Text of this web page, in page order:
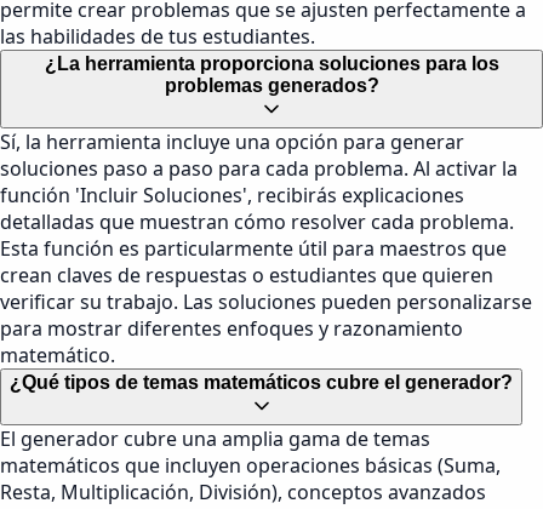
permite crear problemas que se ajusten perfectamente a
las habilidades de tus estudiantes.
¿La herramienta proporciona soluciones para los
problemas generados?
Sí, la herramienta incluye una opción para generar
soluciones paso a paso para cada problema. Al activar la
función 'Incluir Soluciones', recibirás explicaciones
detalladas que muestran cómo resolver cada problema.
Esta función es particularmente útil para maestros que
crean claves de respuestas o estudiantes que quieren
verificar su trabajo. Las soluciones pueden personalizarse
para mostrar diferentes enfoques y razonamiento
matemático.
¿Qué tipos de temas matemáticos cubre el generador?
El generador cubre una amplia gama de temas
matemáticos que incluyen operaciones básicas (Suma,
Resta, Multiplicación, División), conceptos avanzados